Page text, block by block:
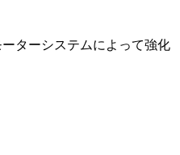
ターシステムによって強化